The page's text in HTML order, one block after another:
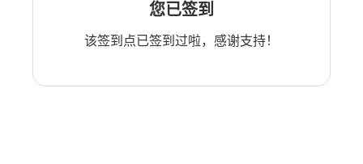
您已签到
该签到点已签到过啦，感谢支持！